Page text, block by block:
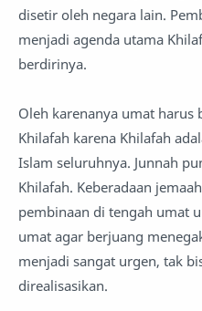
disetir oleh negara lain.
menjadi agenda utama
berdirinya.
Oleh karenanya umat harus
Khilafah karena Khilafah
Islam seluruhnya. Junnah
Khilafah. Keberadaan
pembinaan di tengah umat
umat agar berjuang
menjadi sangat urgen, tak
direalisasikan.